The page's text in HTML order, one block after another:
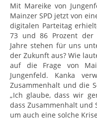
Mit Mareike von
Mainzer SPD jetzt von
digitalen Parteitag
73 und 86 Prozent der
Jahre stehen für uns
der Zukunft aus? Wie
auf die Frage von
Jungenfeld. Kanka
Zusammenhalt und die
„Ich glaube, dass wir
dass Zusammenhalt
um auch eine solche